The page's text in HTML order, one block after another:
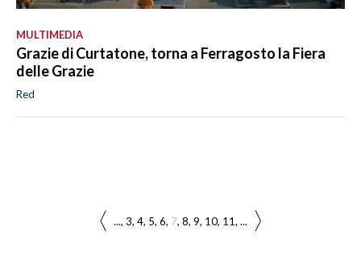
MULTIMEDIA
Grazie di Curtatone, torna a Ferragosto la Fiera
delle Grazie
Red
... 3 4 5 6 7 8 9 10 11 ...